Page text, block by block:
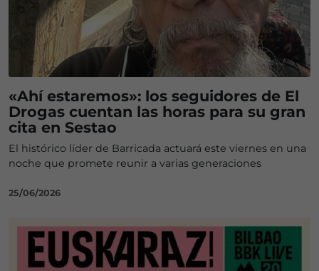
«Ahí estaremos»: los seguidores de El
Drogas cuentan las horas para su gran
cita en Sestao
El histórico líder de Barricada actuará este viernes en una
noche que promete reunir a varias generaciones
25/06/2026